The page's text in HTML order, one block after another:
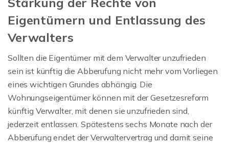
Eigentümern und Entlassung des
Verwalters
Sollten die Eigentümer mit dem Verwalter unzufrieden
sein ist künftig die Abberufung nicht mehr vom Vorliegen
eines wichtigen Grundes abhängig. Die
Wohnungseigentümer können mit der Gesetzesreform
künftig Verwalter, mit denen sie unzufrieden sind,
jederzeit entlassen. Spätestens sechs Monate nach der
Abberufung endet der Verwaltervertrag und damit seine